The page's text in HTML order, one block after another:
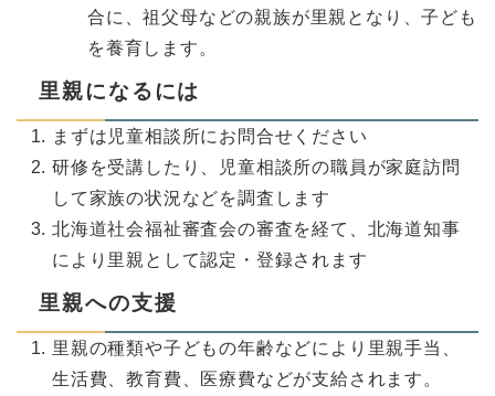
合に、祖父母などの親族が里親となり、子ども
を養育します。
里親になるには
まずは児童相談所にお問合せください
研修を受講したり、児童相談所の職員が家庭訪問
して家族の状況などを調査します
北海道社会福祉審査会の審査を経て、北海道知事
により里親として認定・登録されます
里親への支援
里親の種類や子どもの年齢などにより里親手当、
生活費、教育費、医療費などが支給されます。